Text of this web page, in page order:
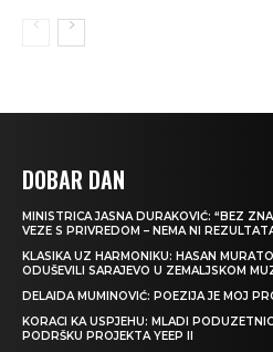
DOBAR DAN
MINISTRICA JASNA DURAKOVIĆ: “BEZ
VEZE S PRIVREDOM – NEMA NI
KLASIKA UZ HARMONIKU: HASAN
ODUŠEVILI SARAJEVO U ZEMALJSKOM
DELAIDA MUMINOVIĆ: POEZIJA JE MOJ
KORACI KA USPJEHU: MLADI
PODRŠKU PROJEKTA YEEP II